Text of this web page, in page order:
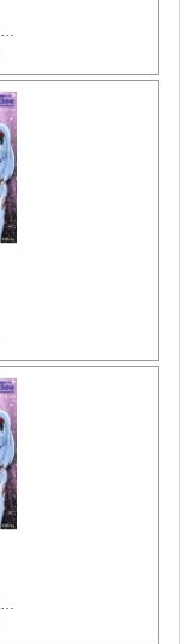
アキト突撃リーチ 自分の中の『正義』
ダブルリーチ 『護衛カキツバタ艦』